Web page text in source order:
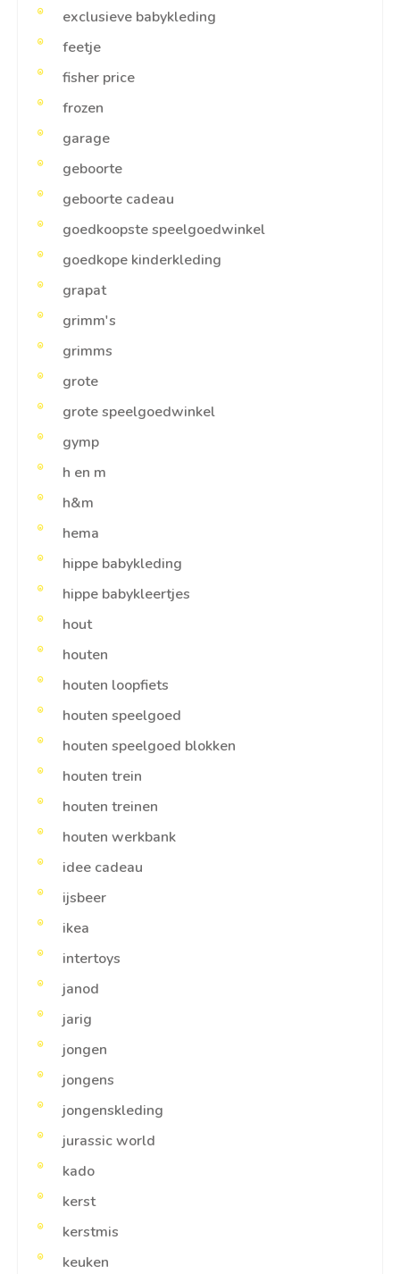
exclusieve babykleding
feetje
fisher price
frozen
garage
geboorte
geboorte cadeau
goedkoopste speelgoedwinkel
goedkope kinderkleding
grapat
grimm's
grimms
grote
grote speelgoedwinkel
gymp
h en m
h&m
hema
hippe babykleding
hippe babykleertjes
hout
houten
houten loopfiets
houten speelgoed
houten speelgoed blokken
houten trein
houten treinen
houten werkbank
idee cadeau
ijsbeer
ikea
intertoys
janod
jarig
jongen
jongens
jongenskleding
jurassic world
kado
kerst
kerstmis
keuken